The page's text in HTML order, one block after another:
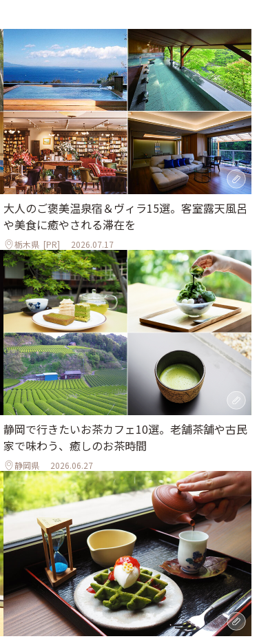
大人のご褒美温泉宿＆ヴィラ15選。客室露天風呂
や美食に癒やされる滞在を
栃木県 [PR] 2026.07.17
静岡で行きたいお茶カフェ10選。老舗茶舗や古民
家で味わう、癒しのお茶時間
静岡県 2026.06.27